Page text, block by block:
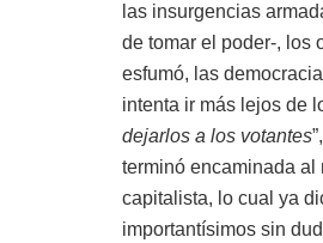
las insurgencias
de tomar el poder-, los
esfumó, las
intenta ir más lejos de
dejarlos a los votantes
terminó encaminada al
capitalista, lo cual ya
importantísimos sin